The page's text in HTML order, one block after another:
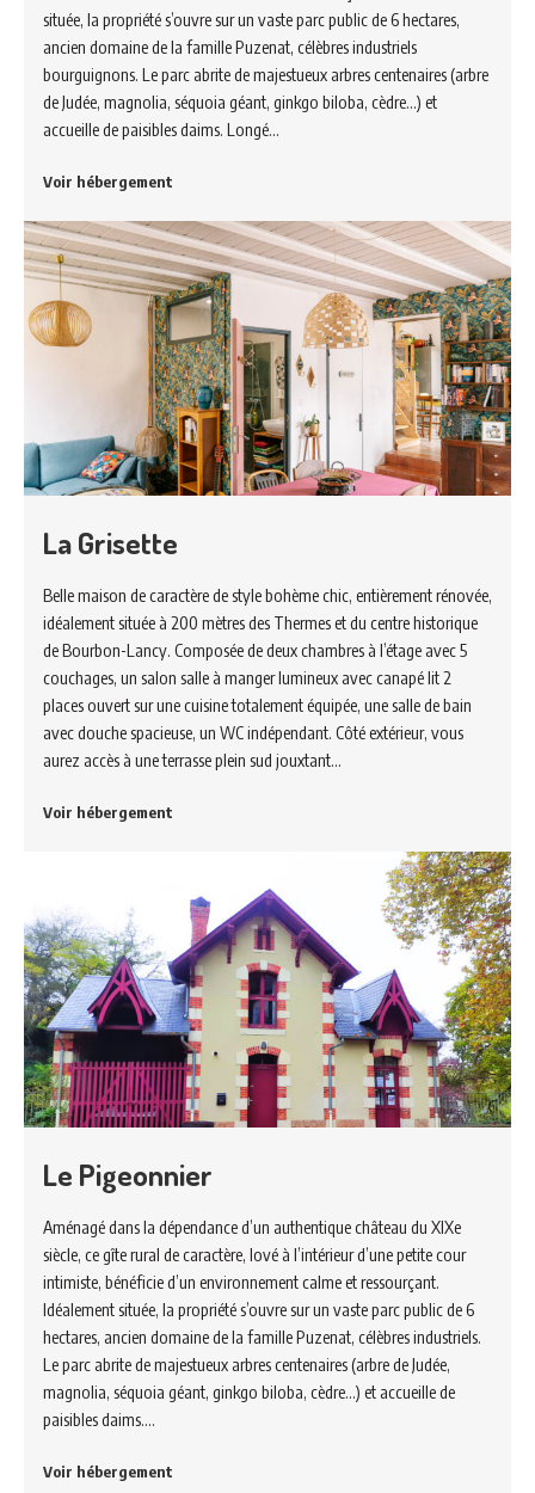
située, la propriété s’ouvre sur un vaste parc public de 6 hectares,
ancien domaine de la famille Puzenat, célèbres industriels
bourguignons. Le parc abrite de majestueux arbres centenaires (arbre
de Judée, magnolia, séquoia géant, ginkgo biloba, cèdre…) et
accueille de paisibles daims. Longé…
Voir hébergement
La Grisette
Belle maison de caractère de style bohème chic, entièrement rénovée,
idéalement située à 200 mètres des Thermes et du centre historique
de Bourbon-Lancy. Composée de deux chambres à l’étage avec 5
couchages, un salon salle à manger lumineux avec canapé lit 2
places ouvert sur une cuisine totalement équipée, une salle de bain
avec douche spacieuse, un WC indépendant. Côté extérieur, vous
aurez accès à une terrasse plein sud jouxtant…
Voir hébergement
Le Pigeonnier
Aménagé dans la dépendance d’un authentique château du XIXe
siècle, ce gîte rural de caractère, lové à l’intérieur d’une petite cour
intimiste, bénéficie d’un environnement calme et ressourçant.
Idéalement située, la propriété s’ouvre sur un vaste parc public de 6
hectares, ancien domaine de la famille Puzenat, célèbres industriels.
Le parc abrite de majestueux arbres centenaires (arbre de Judée,
magnolia, séquoia géant, ginkgo biloba, cèdre…) et accueille de
paisibles daims.…
Voir hébergement